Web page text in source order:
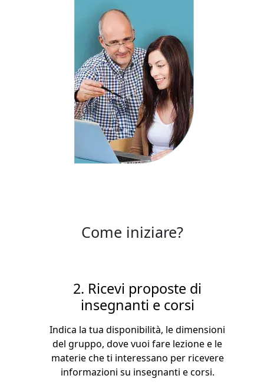
Come iniziare?
2. Ricevi proposte di
insegnanti e corsi
Indica la tua disponibilità, le dimensioni
del gruppo, dove vuoi fare lezione e le
materie che ti interessano per ricevere
informazioni su insegnanti e corsi.